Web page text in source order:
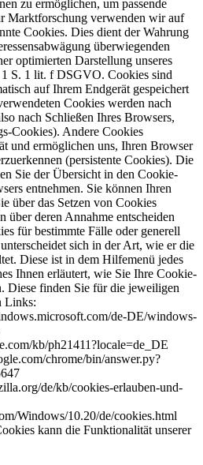
zu ermöglichen, um passende
Marktforschung verwenden wir auf
Cookies. Dies dient der Wahrung
überwiegenden
optimierten Darstellung unseres
S. 1 lit. f DSGVO. Cookies sind
auf Ihrem Endgerät gespeichert
Cookies werden nach
nach Schließen Ihres Browsers,
Cookies). Andere Cookies
und ermöglichen uns, Ihren Browser
(persistente Cookies). Die
Sie der Übersicht in den Cookie-
entnehmen. Sie können Ihren
über das Setzen von Cookies
über deren Annahme entscheiden
für bestimmte Fälle oder generell
sich in der Art, wie er die
Diese ist in dem Hilfemenü jedes
Ihnen erläutert, wie Sie Ihre Cookie-
Diese finden Sie für die jeweiligen
Links:
de-DE/windows-
kb/ph21411?locale=de_DE
chrome/bin/answer.py?
de/kb/cookies-erlauben-und-
Windows/10.20/de/cookies.html
kann die Funktionalität unserer